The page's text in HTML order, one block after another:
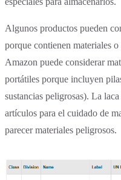
Algunos productos pueden
porque contienen materiales
Amazon puede considerar
portátiles porque incluyen
sustancias peligrosas). La
artículos para el cuidado de
parecer materiales peligrosos.